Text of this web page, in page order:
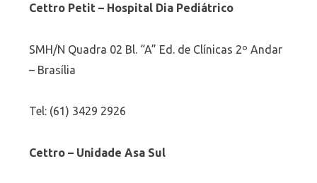
Cettro Petit – Hospital Dia Pediátrico
SMH/N Quadra 02 Bl. “A” Ed. de Clínicas 2º Andar
– Brasília
Tel: (61) 3429 2926
Cettro – Unidade Asa Sul